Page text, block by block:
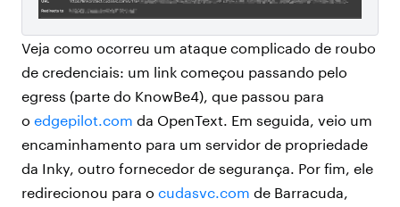
Veja como ocorreu um ataque complicado de roubo
de credenciais: um link começou passando pelo
egress (parte do KnowBe4), que passou para
o edgepilot.com da OpenText. Em seguida, veio um
encaminhamento para um servidor de propriedade
da Inky, outro fornecedor de segurança. Por fim, ele
redirecionou para o cudasvc.com de Barracuda,